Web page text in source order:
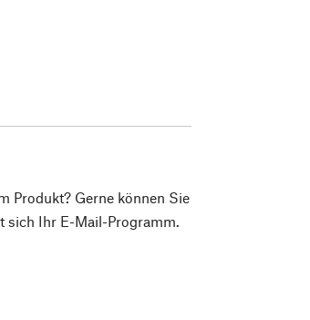
Produkt? Gerne können Sie
sich Ihr E-Mail-Programm.